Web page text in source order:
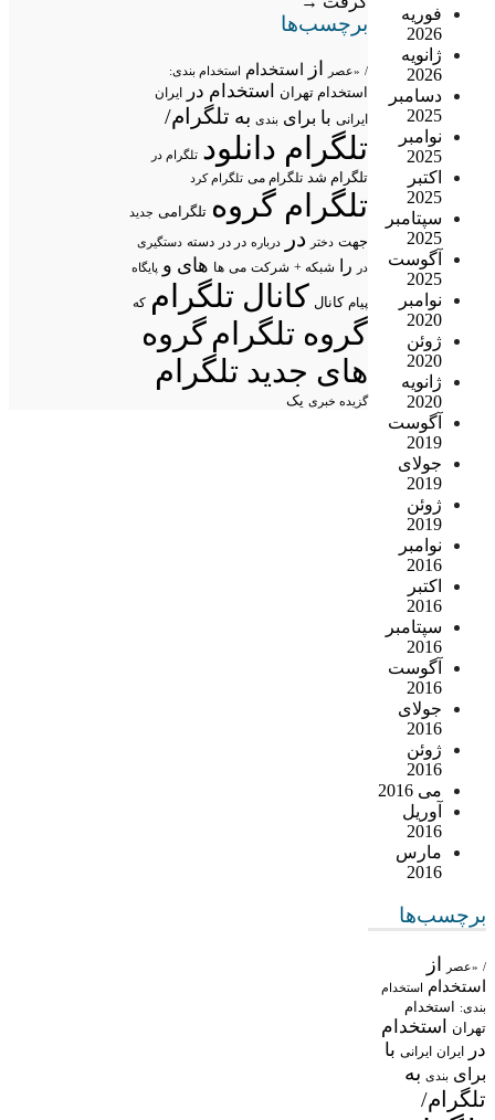
فوریه
2026
ژانویه
2026
دسامبر
2025
نوامبر
2025
اکتبر
2025
سپتامبر
2025
آگوست
2025
نوامبر
2020
ژوئن
2020
ژانویه
2020
آگوست
2019
جولای
2019
ژوئن
2019
نوامبر
2016
اکتبر
2016
سپتامبر
2016
آگوست
2016
جولای
2016
ژوئن
2016
می 2016
آوریل
2016
مارس
2016
برچسب‌ها
/ «عصر از
استخدام استخدام
بندی: استخدام
تهران
استخدام
در
ایران ایرانی با
برای بندی به
تلگرام/
برچسب‌ها
/ «عصر از استخدام استخدام بندی:
استخدام تهران استخدام در ایران
ایرانی با برای بندی به تلگرام/
تلگرام دانلود تلگرام در
تلگرام شد تلگرام می تلگرام کرد
تلگرام گروه تلگرامی جدید
جهت دختر در درباره در در دسته دستگیری
در
را شبکه + شرکت می ها های و پایگاه
پیام کانال کانال تلگرام که
گروه تلگرامگروه
های جدید تلگرام
گزیده خبری یک